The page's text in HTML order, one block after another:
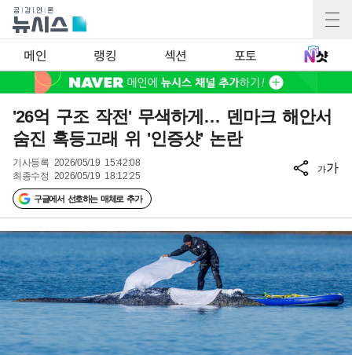
메인 랭킹 섹션 포토
'26억 구조 작전' 무색하게… 덴마크 해안서
숨진 혹등고래 위 '인증샷' 논란
기사등록 2026/05/19 15:42:08
최종수정 2026/05/19 18:12:25
구글에서 선호하는 매체로 추가
가가